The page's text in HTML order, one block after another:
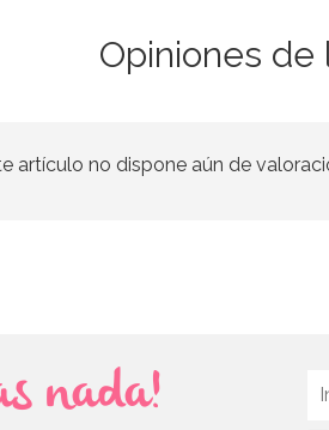
Opiniones de
artículo no dispone aún de
nada!